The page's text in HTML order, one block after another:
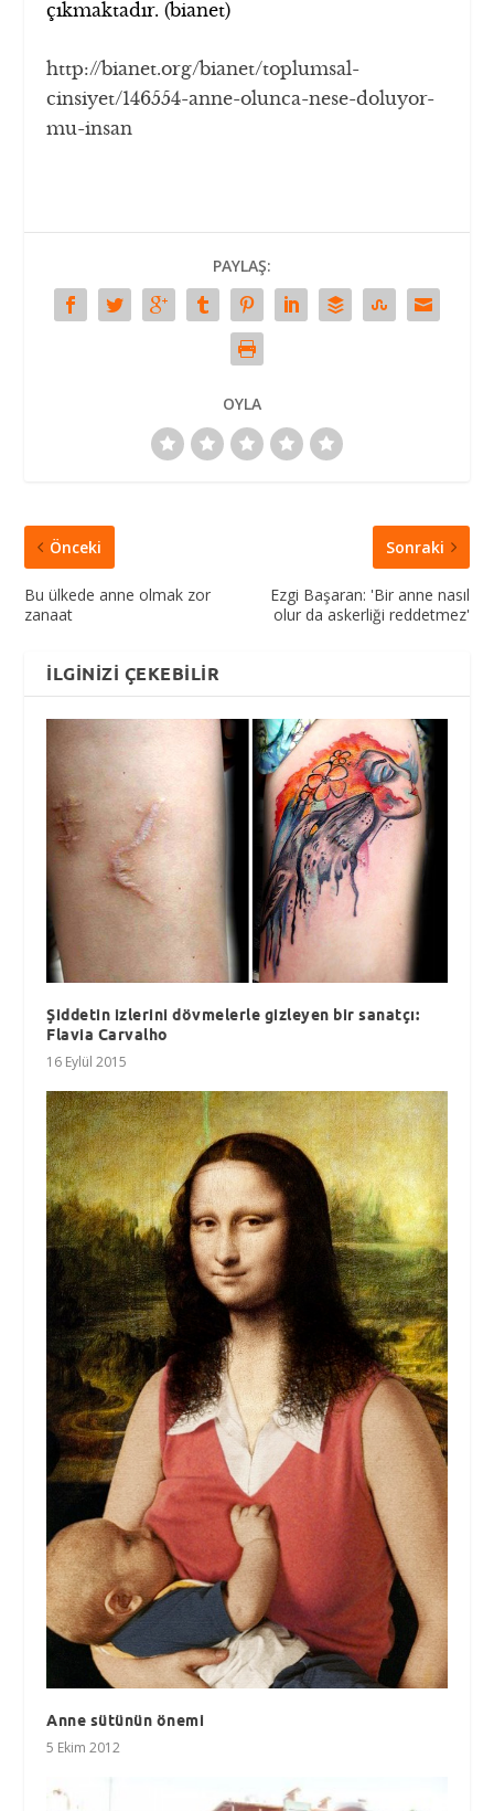
çıkmaktadır. (bianet)
http://bianet.org/bianet/toplumsal-
cinsiyet/146554-anne-olunca-nese-doluyor-
mu-insan
PAYLAŞ:
OYLA
Önceki
Bu ülkede anne olmak zor
zanaat
Sonraki
Ezgi Başaran: 'Bir anne nasıl
olur da askerliği reddetmez'
İLGINIZI ÇEKEBILIR
Şiddetin izlerini dövmelerle gizleyen bir sanatçı:
Flavia Carvalho
16 Eylül 2015
Anne sütünün önemi
5 Ekim 2012